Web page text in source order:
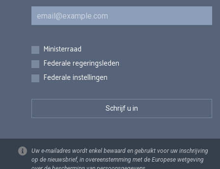
E-mail
Inschrijvingen
Ministerraad
Federale regeringsleden
Federale instellingen
Uw e-mailadres wordt enkel bewaard en gebruikt voor uw inschrijving
op de nieuwsbrief, in overeenstemming met de Europese wetgeving